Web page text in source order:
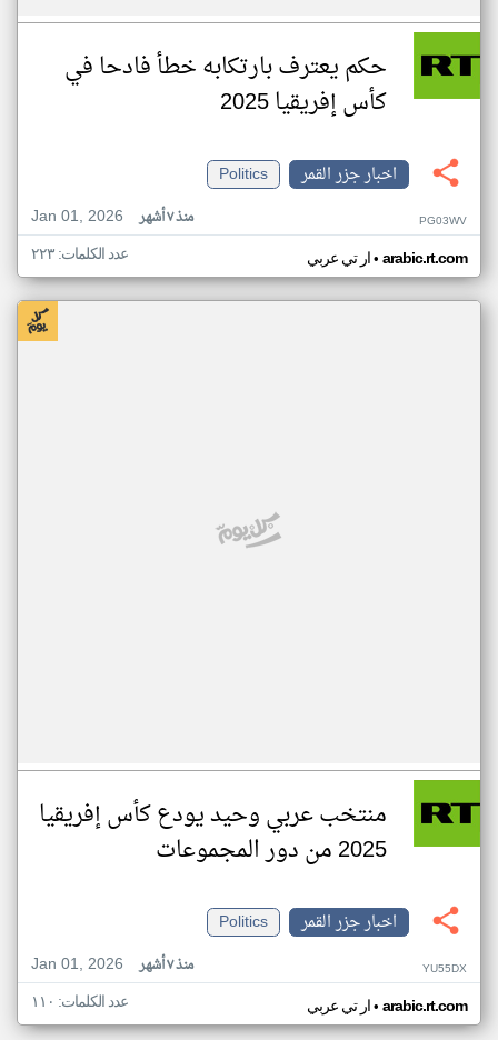
حكم يعترف بارتكابه خطأ فادحا في
كأس إفريقيا 2025
اخبار جزر القمر
Politics
Jan 01, 2026
منذ ٧ أشهر PG03WV
ار تي عربي• arabic.rt.com عدد الكلمات: ٢٢٣
منتخب عربي وحيد يودع كأس إفريقيا
2025 من دور المجموعات
اخبار جزر القمر
Politics
Jan 01, 2026
منذ ٧ أشهر YU55DX
ار تي عربي• arabic.rt.com عدد الكلمات: ١١٠